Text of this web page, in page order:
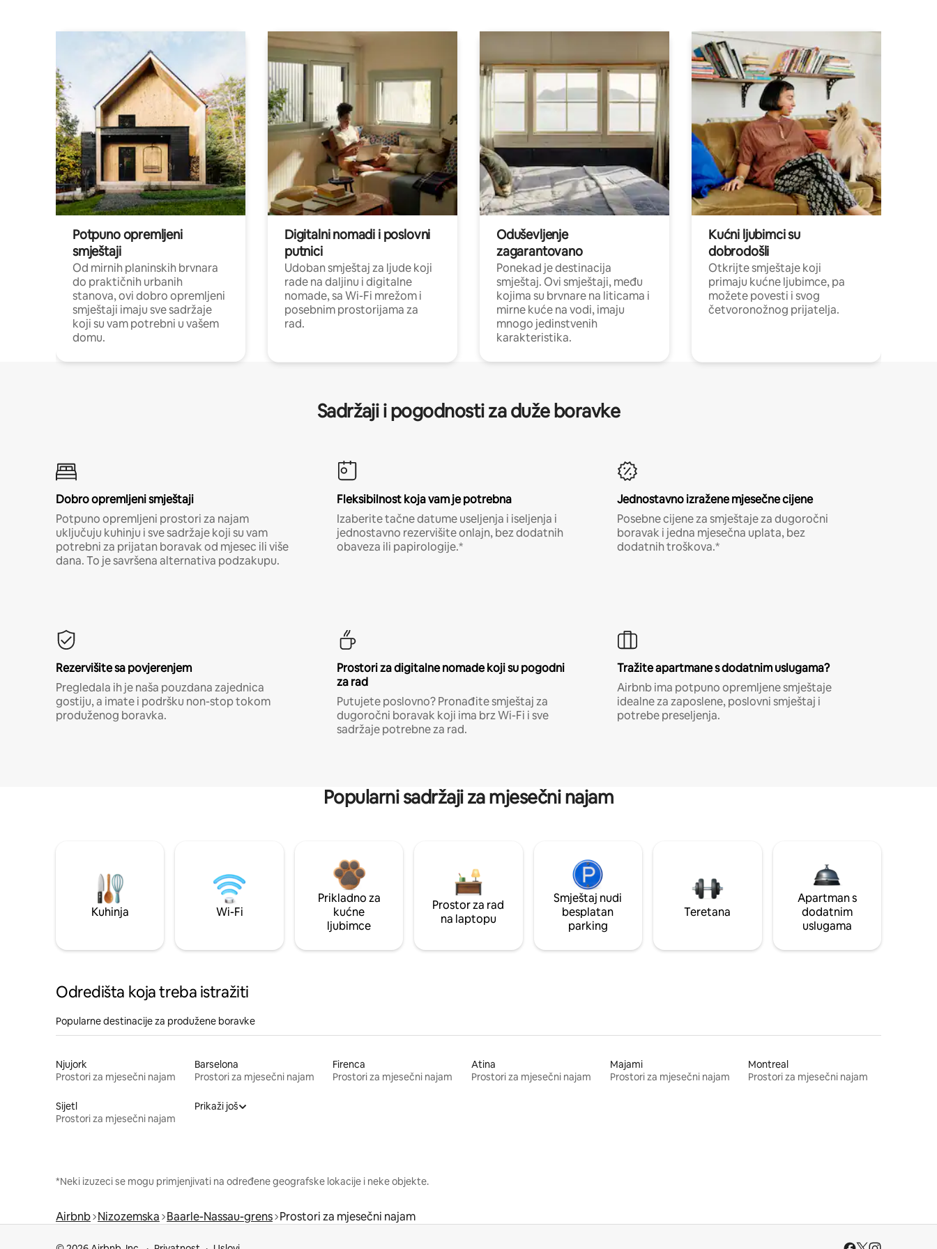
Potpuno opremljeni
smještaji
Od mirnih planinskih brvnara
do praktičnih urbanih
stanova, ovi dobro opremljeni
smještaji imaju sve sadržaje
koji su vam potrebni u vašem
domu.
Digitalni nomadi i poslovni
putnici
Udoban smještaj za ljude koji
rade na daljinu i digitalne
nomade, sa Wi-Fi mrežom i
posebnim prostorijama za
rad.
Oduševljenje
zagarantovano
Ponekad je destinacija
smještaj. Ovi smještaji, među
kojima su brvnare na liticama i
mirne kuće na vodi, imaju
mnogo jedinstvenih
karakteristika.
Kućni ljubimci su
dobrodošli
Otkrijte smještaje koji
primaju kućne ljubimce, pa
možete povesti i svog
četvoronožnog prijatelja.
Sadržaji i pogodnosti za duže boravke
Dobro opremljeni smještaji
Potpuno opremljeni prostori za najam
uključuju kuhinju i sve sadržaje koji su vam
potrebni za prijatan boravak od mjesec ili više
dana. To je savršena alternativa podzakupu.
Fleksibilnost koja vam je potrebna
Izaberite tačne datume useljenja i iseljenja i
jednostavno rezervišite onlajn, bez dodatnih
obaveza ili papirologije.*
Jednostavno izražene mjesečne cijene
Posebne cijene za smještaje za dugoročni
boravak i jedna mjesečna uplata, bez
dodatnih troškova.*
Rezervišite sa povjerenjem
Pregledala ih je naša pouzdana zajednica
gostiju, a imate i podršku non-stop tokom
produženog boravka.
Prostori za digitalne nomade koji su pogodni
za rad
Putujete poslovno? Pronađite smještaj za
dugoročni boravak koji ima brz Wi-Fi i sve
sadržaje potrebne za rad.
Tražite apartmane s dodatnim uslugama?
Airbnb ima potpuno opremljene smještaje
idealne za zaposlene, poslovni smještaj i
potrebe preseljenja.
Popularni sadržaji za mjesečni najam
Kuhinja Wi-Fi
Prikladno za
kućne
ljubimce
Prostor za rad
na laptopu
Smještaj nudi
besplatan
parking
Teretana
Apartman s
dodatnim
uslugama
Odredišta koja treba istražiti
Popularne destinacije za produžene boravke
Njujork
Prostori za mjesečni najam
Barselona
Prostori za mjesečni najam
Firenca
Prostori za mjesečni najam
Atina
Prostori za mjesečni najam
Majami
Prostori za mjesečni najam
Montreal
Prostori za mjesečni najam
Sijetl
Prostori za mjesečni najam
Prikaži još
*Neki izuzeci se mogu primjenjivati na određene geografske lokacije i neke objekte.
Airbnb Nizozemska Baarle-Nassau-grens Prostori za mjesečni najam